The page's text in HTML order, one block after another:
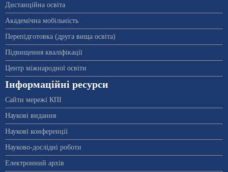
Дистанційна освіта
Академічна мобільність
Перепідготовка (друга вища освіта)
Підвищення кваліфікації
Центр міжнародної освіти
Інформаційні ресурси
Сайти мережі КПІ
Наукові видання
Наукові конференції
Науково-дослідні роботи
Електронний архів